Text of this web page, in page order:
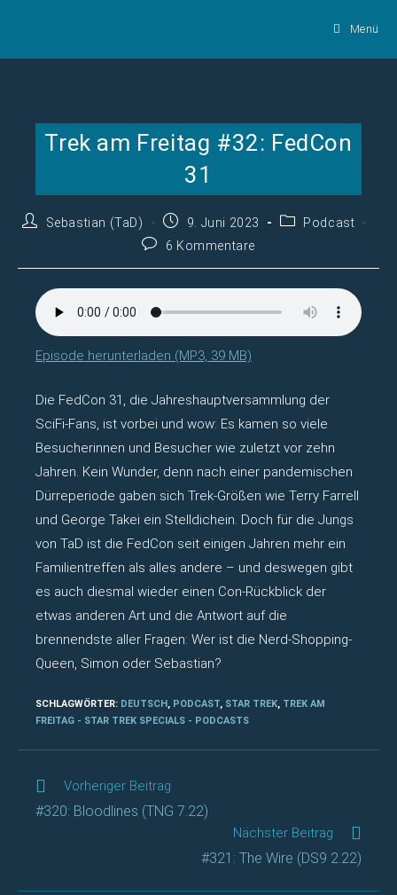
Menü
Trek am Freitag #32: FedCon
31
Beitrags-
Sebastian (TaD)
Beitrag9. Juni 2023
Beitrags-
Podcast
Beitrags-
6 Kommentare
Episode herunterladen (MP3, 39 MB)
Die FedCon 31, die Jahreshauptversammlung der
SciFi-Fans, ist vorbei und wow: Es kamen so viele
Besucherinnen und Besucher wie zuletzt vor zehn
Jahren. Kein Wunder, denn nach einer pandemischen
Dürreperiode gaben sich Trek-Größen wie Terry Farrell
und George Takei ein Stelldichein. Doch für die Jungs
von TaD ist die FedCon seit einigen Jahren mehr ein
Familientreffen als alles andere – und deswegen gibt
es auch diesmal wieder einen Con-Rückblick der
etwas anderen Art und die Antwort auf die
brennendste aller Fragen: Wer ist die Nerd-Shopping-
Queen, Simon oder Sebastian?
SCHLAGWÖRTER: DEUTSCH, PODCAST, STAR TREK, TREK AM
FREITAG - STAR TREK SPECIALS - PODCASTS
Weitere
ansehen
Vorheriger Beitrag
#320: Bloodlines (TNG 7.22)
Nächster Beitrag
#321: The Wire (DS9 2.22)